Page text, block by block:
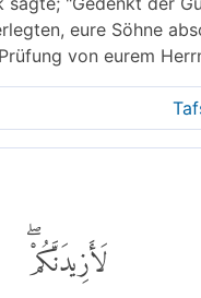
eure Söhne
von eurem
لَأَزِيدَنَّكُمْۖ